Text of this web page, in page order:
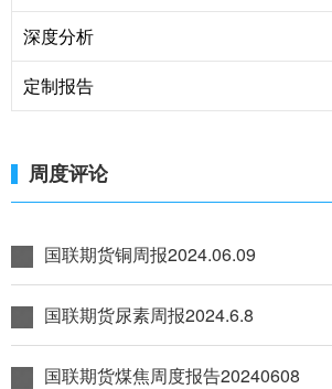
深度分析
定制报告
周度评论
国联期货铜周报2024.06.09
国联期货尿素周报2024.6.8
国联期货煤焦周度报告20240608